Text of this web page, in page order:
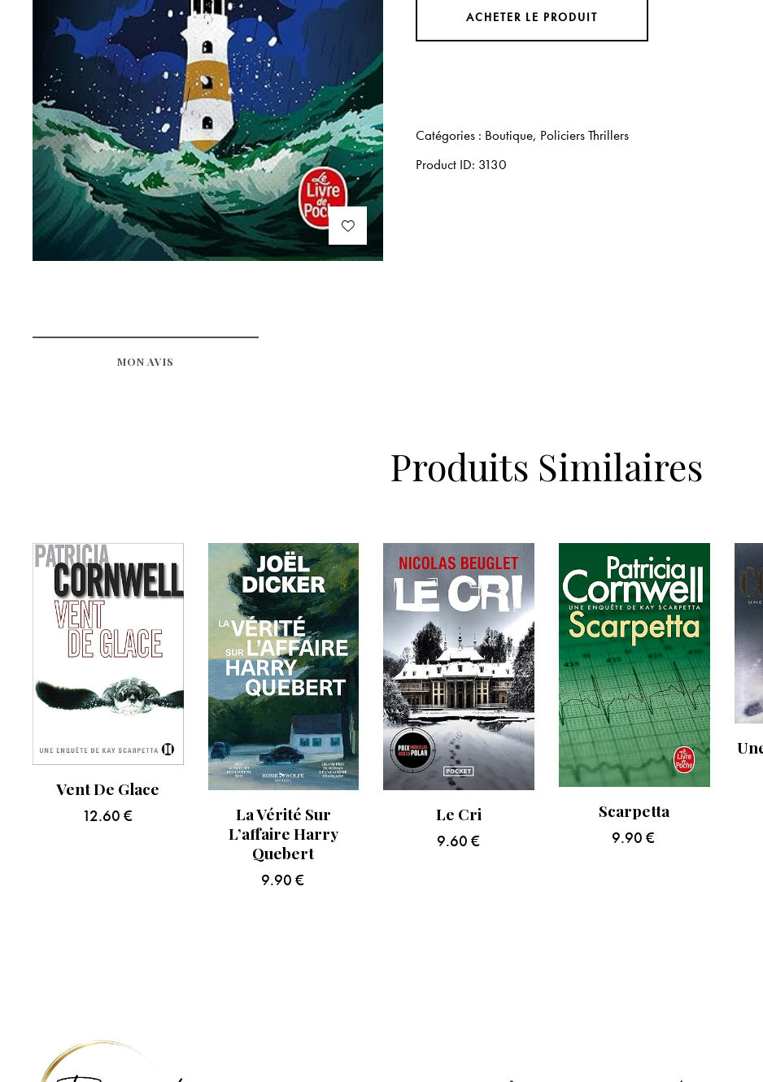
ACHETER LE PRODUIT
Catégories : Boutique, Policiers Thrillers
Product ID: 3130
MON AVIS
Produits Similaires
Vent De Glace
12.60 €
La Vérité Sur
L’affaire Harry
Quebert
9.90 €
Le Cri
9.60 €
Scarpetta
9.90€